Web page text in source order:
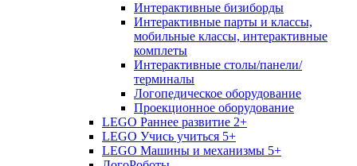
Интерактивные бизиборды
Интерактивные парты и классы,
мобильные классы, интерактивные
комплеты
Интерактивные столы/панели/
терминалы
Логопедическое оборудование
Проекционное оборудование
LEGO Раннее развитие 2+
LEGO Учись учиться 5+
LEGO Машины и механизмы 5+